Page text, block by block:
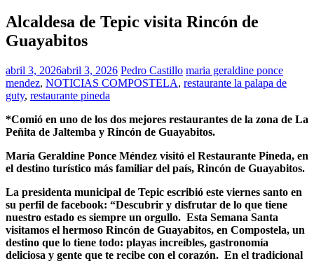
Alcaldesa de Tepic visita Rincón de
Guayabitos
abril 3, 2026abril 3, 2026 Pedro Castillo maria geraldine ponce
mendez, NOTICIAS COMPOSTELA, restaurante la palapa de
guty, restaurante pineda
*Comió en uno de los dos mejores restaurantes de la zona de La
Peñita de Jaltemba y Rincón de Guayabitos.
María Geraldine Ponce Méndez visitó el Restaurante Pineda, en
el destino turístico más familiar del país, Rincón de Guayabitos.
La presidenta municipal de Tepic escribió este viernes santo en
su perfil de facebook: “Descubrir y disfrutar de lo que tiene
nuestro estado es siempre un orgullo. Esta Semana Santa
visitamos el hermoso Rincón de Guayabitos, en Compostela, un
destino que lo tiene todo: playas increíbles, gastronomía
deliciosa y gente que te recibe con el corazón. En el tradicional